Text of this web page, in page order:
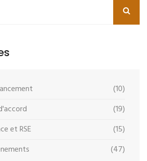
(10)
(19)
et RSE
(15)
(47)